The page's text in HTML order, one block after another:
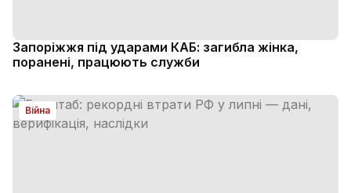
Запоріжжя під ударами КАБ: загибла жінка,
поранені, працюють служби
Війна